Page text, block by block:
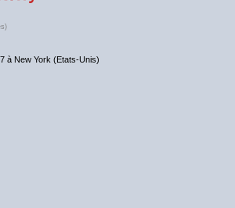
à New York (Etats-Unis)